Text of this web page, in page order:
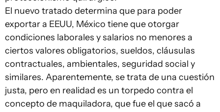
El nuevo tratado determina que para poder
exportar a EEUU, México tiene que otorgar
condiciones laborales y salarios no menores a
ciertos valores obligatorios, sueldos, cláusulas
contractuales, ambientales, seguridad social y
similares. Aparentemente, se trata de una cuestión
justa, pero en realidad es un torpedo contra el
concepto de maquiladora, que fue el que sacó a